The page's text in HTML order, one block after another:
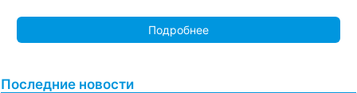
Подробнее
Последние новости